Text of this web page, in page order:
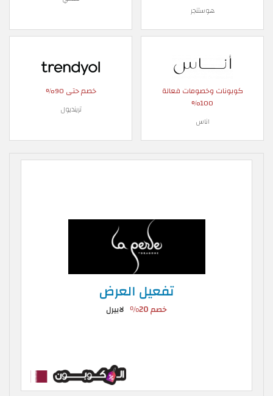
هوستنجر
كوبونات وخصومات فعالة
100%
اناس
خصم حتى 90%
ترينديول